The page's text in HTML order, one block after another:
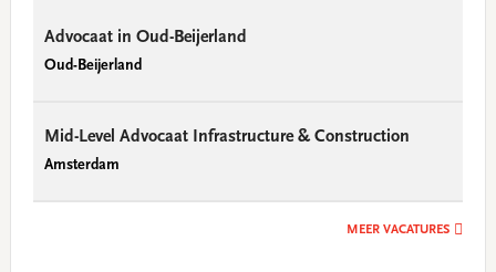
Advocaat in Oud-Beijerland
Oud-Beijerland
Mid-Level Advocaat Infrastructure & Construction
Amsterdam
MEER VACATURES